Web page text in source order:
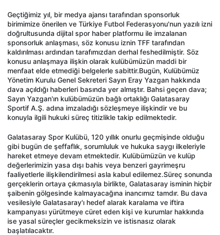
Geçtiğimiz yıl, bir medya ajansı tarafından sponsorluk
birimimize önerilen ve Türkiye Futbol Federasyonu'nun yazılı izni
doğrultusunda dijital spor haber platformu ile imzalanan
sponsorluk anlaşması, söz konusu iznin TFF tarafından
kaldırılması ardından tarafımızdan derhal feshedilmiştir. Söz
konusu anlaşmaya ilişkin olarak kulübümüzün maddi bir
menfaat elde etmediği belgelerle sabittir.Bugün, Kulübümüz
Yönetim Kurulu Genel Sekreteri Sayın Eray Yazgan hakkında
dava açıldığı haberleri basında yer almıştır. Bahsi geçen dava;
Sayın Yazgan'ın kulübümüzün bağlı ortaklığı Galatasaray
Sportif A.Ş. adına imzaladığı sözleşmeye ilişkindir ve bu
konuyla ilgili hukuki süreç titizlikle takip edilmektedir.
Galatasaray Spor Kulübü, 120 yıllık onurlu geçmişinde olduğu
gibi bugün de şeffaflık, sorumluluk ve hukuka saygı ilkeleriyle
hareket etmeye devam etmektedir. Kulübümüzün ve kulüp
değerlerimizin yasa dışı bahis veya benzeri gayrimeşru
faaliyetlerle ilişkilendirilmesi asla kabul edilemez.Süreç sonunda
gerçeklerin ortaya çıkmasıyla birlikte, Galatasaray isminin hiçbir
şaibenin gölgesinde kalmayacağına inancımız tamdır. Bu dava
vesilesiyle Galatasaray'ı hedef alarak karalama ve iftira
kampanyası yürütmeye cüret eden kişi ve kurumlar hakkında
ise yasal süreçler gecikmeksizin ve istisnasız olarak
başlatılacaktır.